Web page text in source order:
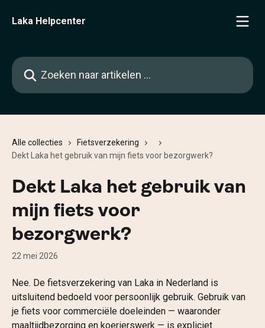
Laka Helpcenter
Zoeken naar artikelen ...
Alle collecties
Fietsverzekering
Dekt Laka het gebruik van mijn fiets voor bezorgwerk?
Dekt Laka het gebruik van
mijn fiets voor
bezorgwerk?
22 mei 2026
Nee. De fietsverzekering van Laka in Nederland is
uitsluitend bedoeld voor persoonlijk gebruik. Gebruik van
je fiets voor commerciële doeleinden — waaronder
maaltijdbezorging en koerierswerk — is expliciet